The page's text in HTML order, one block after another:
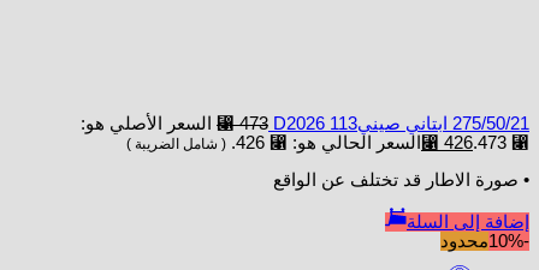
275/50/21 ابتاني صينيD2026 113 ⃁473
السعر الأصلي هو:
⃁ 473.
⃁ 426 السعر الحالي هو: ⃁ 426. ( شامل الضريبة )
• صورة الاطار قد تختلف عن الواقع
إضافة إلى السلة
-10%
محدود